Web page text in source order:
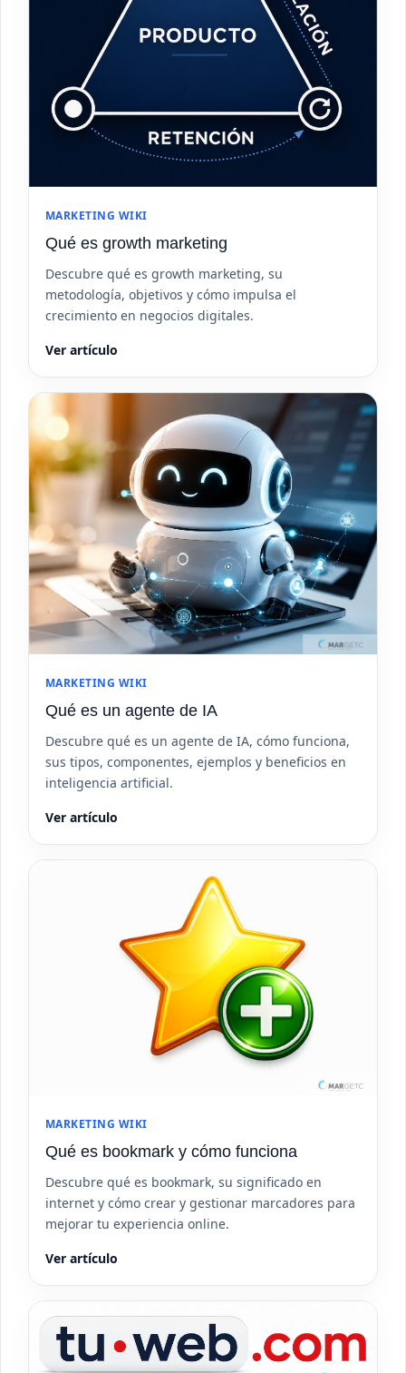
MARKETING WIKI
Qué es growth marketing
Descubre qué es growth marketing, su
metodología, objetivos y cómo impulsa el
crecimiento en negocios digitales.
Ver artículo
MARKETING WIKI
Qué es un agente de IA
Descubre qué es un agente de IA, cómo funciona,
sus tipos, componentes, ejemplos y beneficios en
inteligencia artificial.
Ver artículo
MARKETING WIKI
Qué es bookmark y cómo funciona
Descubre qué es bookmark, su significado en
internet y cómo crear y gestionar marcadores para
mejorar tu experiencia online.
Ver artículo